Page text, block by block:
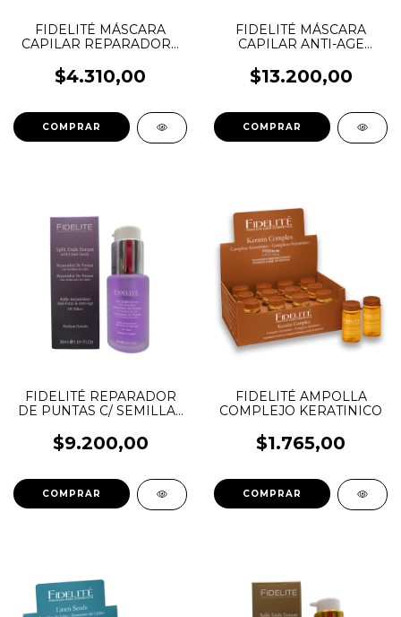
FIDELITÉ MÁSCARA
CAPILAR REPARADORA
$4.310,00
COMPRAR
FIDELITÉ MÁSCARA
CAPILAR ANTI-AGE
$13.200,00
COMPRAR
FIDELITÉ REPARADOR
DE PUNTAS C/ SEMILLAS
$9.200,00
FIDELITÉ AMPOLLA
COMPLEJO KERATINICO
$1.765,00